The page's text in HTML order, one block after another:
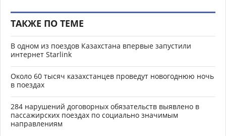
ТАКЖЕ ПО ТЕМЕ
В одном из поездов Казахстана впервые запустили
интернет Starlink
Около 60 тысяч казахстанцев проведут новогоднюю ночь
в поездах
284 нарушений договорных обязательств выявлено в
пассажирских поездах по социально значимым
направлениям